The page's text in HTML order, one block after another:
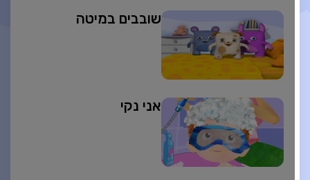
שובבים במיטה
אני נקי